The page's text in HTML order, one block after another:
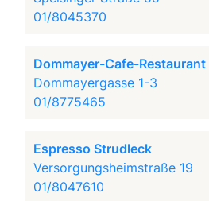
01/8045370
Dommayer-Cafe-Restaurant
Dommayergasse 1-3
01/8775465
Espresso Strudleck
Versorgungsheimstraße 19
01/8047610